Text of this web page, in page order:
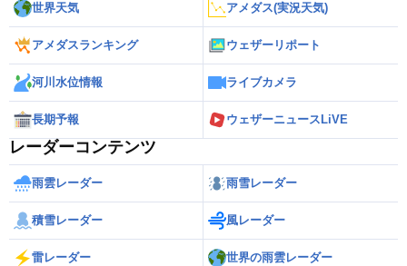
世界天気 アメダス(実況天気)
アメダスランキング ウェザーリポート
河川水位情報 ライブカメラ
長期予報 ウェザーニュースLiVE
レーダーコンテンツ
雨雲レーダー 雨雪レーダー
積雪レーダー 風レーダー
雷レーダー 世界の雨雲レーダー